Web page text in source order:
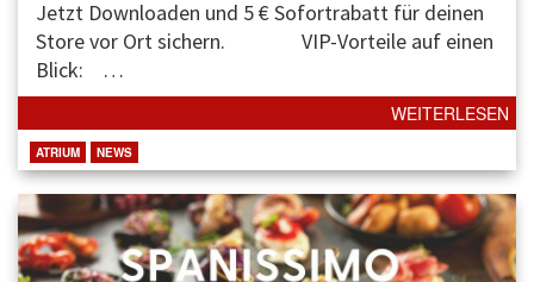
Jetzt Downloaden und 5 € Sofortrabatt für deinen
Store vor Ort sichern. VIP-Vorteile auf einen
Blick: …
WEITERLESEN
ATRIUM NEWS